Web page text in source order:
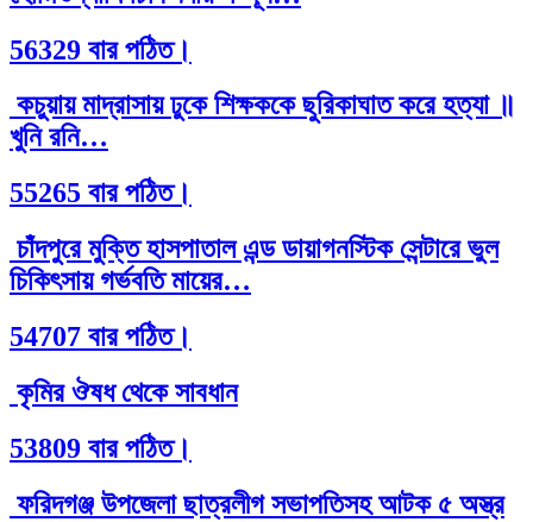
56329 বার পঠিত।
কচুয়ায় মাদ্রাসায় ঢুকে শিক্ষককে ছুরিকাঘাত করে হত্যা ॥
খুনি রনি…
55265 বার পঠিত।
চাঁদপুরে মুক্তি হাসপাতাল এন্ড ডায়াগনস্টিক সেন্টারে ভুল
চিকিৎসায় গর্ভবতি মায়ের…
54707 বার পঠিত।
কৃমির ঔষধ থেকে সাবধান
53809 বার পঠিত।
ফরিদগঞ্জ উপজেলা ছাত্রলীগ সভাপতিসহ আটক ৫ অস্ত্র